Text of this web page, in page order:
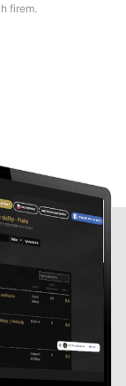
firem.